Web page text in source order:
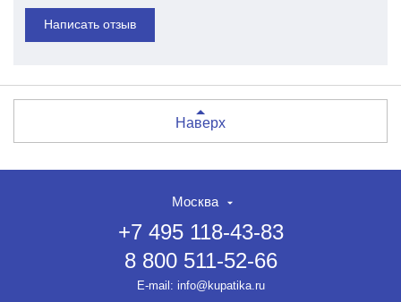
Написать отзыв
Наверх
Москва
+7 495 118-43-83
8 800 511-52-66
E-mail: info@kupatika.ru